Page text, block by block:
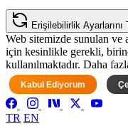
Erişilebilirlik Ayarlarını
Web sitemizde sunulan ve
için kesinlikle gerekli,
kullanılmaktadır. Daha
Kabul Ediyorum
TR EN